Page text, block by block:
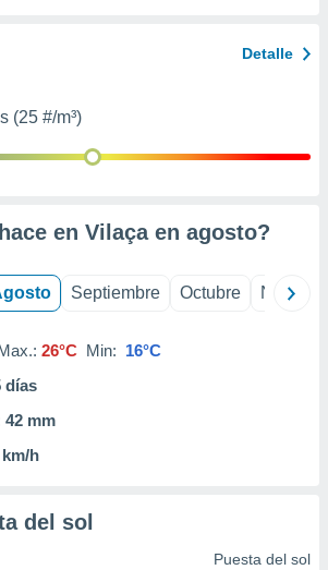
Detalle
(25 #/m³)
en Vilaça en agosto?
Septiembre Octubre
26°C Min: 16°C
días
42 mm
km/h
del sol
Puesta del sol